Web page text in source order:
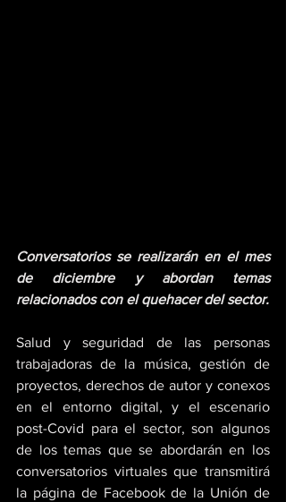
Conversatorios se realizarán en el mes
de diciembre y abordan temas
Salud y seguridad de las personas
trabajadoras de la música, gestión de
proyectos, derechos de autor y conexos
en el entorno digital, y el escenario
post-Covid para el sector, son algunos
de los temas que se abordarán en los
conversatorios virtuales que transmitirá
la página de Facebook de la Unión de